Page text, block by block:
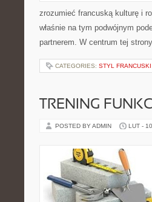
zrozumieć francuską kulturę i
właśnie na tym podwójnym
partnerem. W centrum tej
CATEGORIES: STYL FRANCUSKI
TRENING
POSTED BY ADMIN LUT -